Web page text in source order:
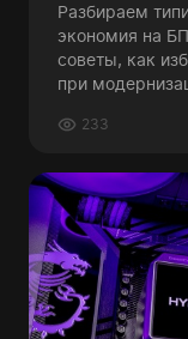
Разбираем
экономия на
советы, как
при
233